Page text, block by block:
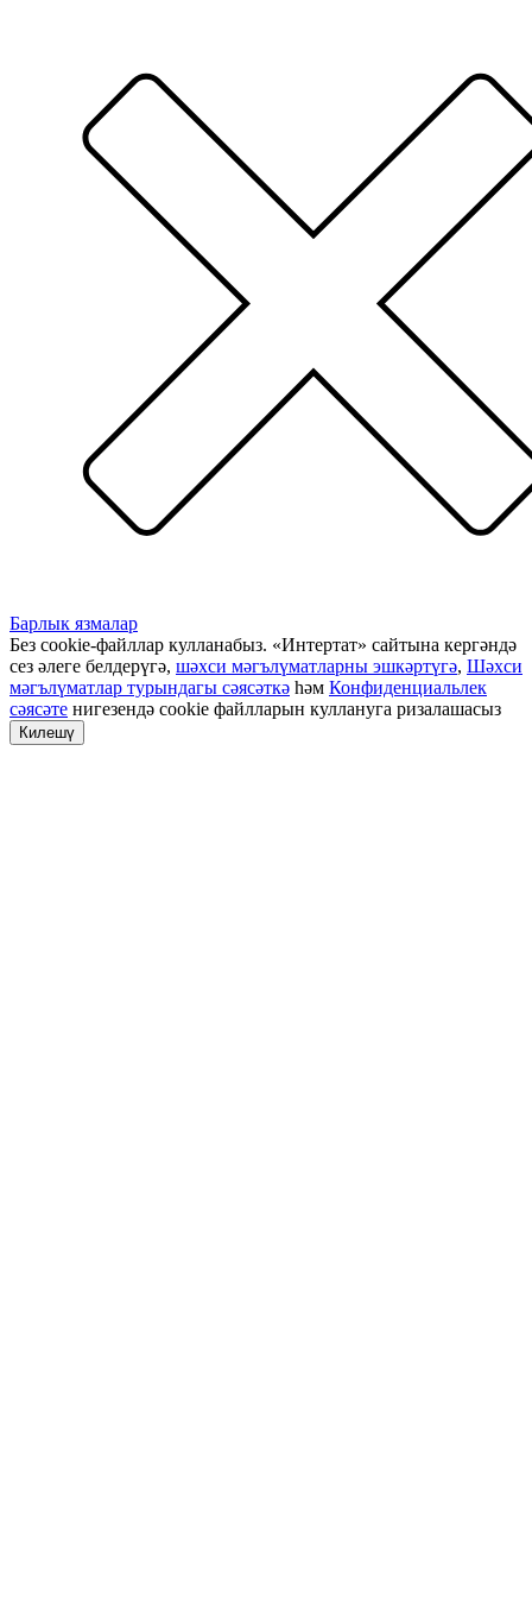
Барлык язмалар
Без cookie-файллар кулланабыз. «Интертат» сайтына кергәндә
сез әлеге белдерүгә, шәхси мәгълүматларны эшкәртүгә, Шәхси
мәгълүматлар турындагы сәясәткә һәм Конфиденциальлек
сәясәте нигезендә cookie файлларын куллануга ризалашасыз
Килешү